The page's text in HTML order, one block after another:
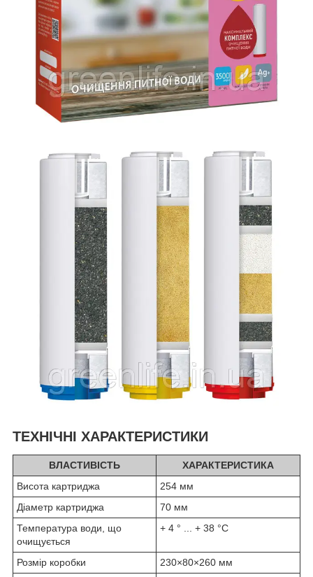
ТЕХНІЧНІ ХАРАКТЕРИСТИКИ
ВЛАСТИВІСТЬ
ХАРАКТЕРИСТИКА
Висота картриджа
254 мм
Діаметр картриджа
70 мм
Температура води, що
очищується
+ 4 ° ... + 38 °С
Розмір коробки
230×80×260 мм